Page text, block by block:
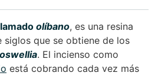
olíbano, es una resina
siglos que se obtiene de los
. El incienso como
está cobrando cada vez más